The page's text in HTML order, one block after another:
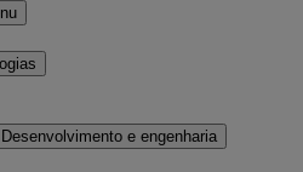
Desenvolvimento e engenharia